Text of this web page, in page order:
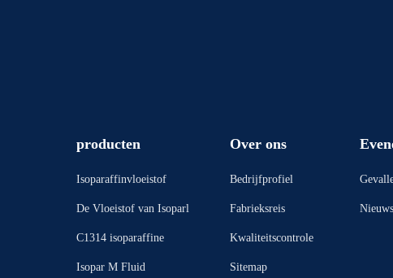
producten
Isoparaffinvloeistof
De Vloeistof van Isoparl
C1314 isoparaffine
Isopar M Fluid
Over ons
Bedrijfprofiel
Fabrieksreis
Kwaliteitscontrole
Sitemap
Nieuws